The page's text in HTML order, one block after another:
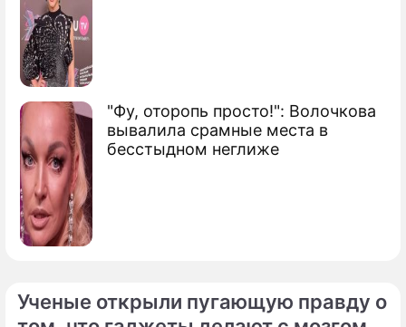
"Фу, оторопь просто!": Волочкова
вывалила срамные места в
бесстыдном неглиже
Ученые открыли пугающую правду о